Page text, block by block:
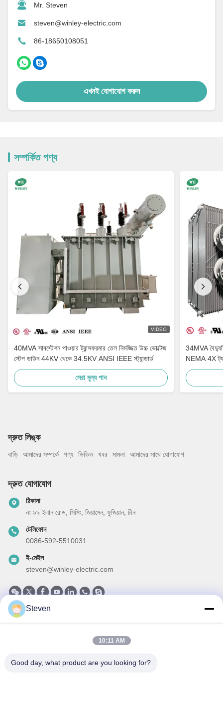
Mr. Steven
steven@winley-electric.com
86-18650108051
এখনই যোগাযোগ করুন
সম্পর্কিত পণ্য
VIDEO
40MVA সাবস্টেশন পাওয়ার ট্রান্সফরমার তেল নিমজ্জিত উচ্চ ভোল্টেজ
স্টেপ ডাউন 44KV থেকে 34.5KV ANSI IEEE স্ট্যান্ডার্ড
সেরা মূল্য পান
34MVA
NEMA 4X
দ্রুত লিঙ্ক
বাড়ি আমাদের সম্পর্কে পণ্য ভিডিও খবর মামলা আমাদের সাথে যোগাযোগ
দ্রুত যোগাযোগ
ঠিকানা
নং ৯৯ ইলান রোড, সিমিং, জিয়ামেন, ফুজিয়ান, চীন
টেলিফোন
0086-592-5510031
ই-মেইল
steven@winley-electric.com
আমাদের নিউজলেটার
Steven
10:11 AM
Good day, what product are you looking for?